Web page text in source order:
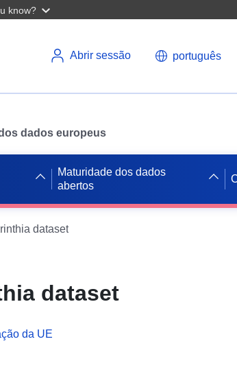
know?
Abrir sessão português
dados europeus
Maturidade dos dados
abertos
dataset
dataset
da UE